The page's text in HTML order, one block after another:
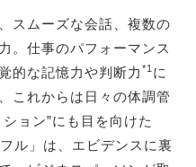
スムーズな会話、複数の
。仕事のパフォーマンス
的な記憶力や判断力 *1 に
これからは日々の体調管
ョン”にも目を向けた
ル」は、エビデンスに裏